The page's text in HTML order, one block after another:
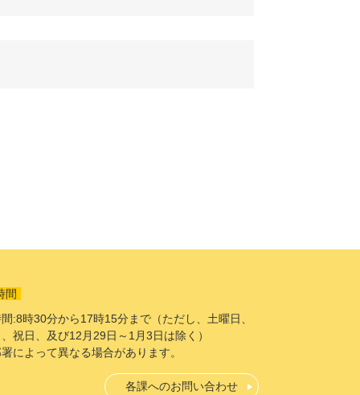
間
:8時30分から17時15分まで（ただし、土曜日、
祝日、及び12月29日～1月3日は除く）
によって異なる場合があります。
各課へのお問い合わせ